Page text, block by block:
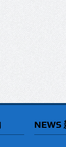
NEWS